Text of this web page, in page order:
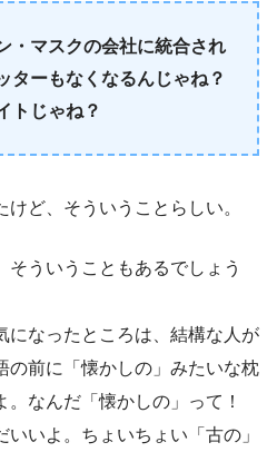
・マスクの会社に統合され
ーもなくなるんじゃね？
トじゃね？
ど、そういうことらしい。
そういうこともあるでしょう
になったところは、結構な人が
の前に「懐かしの」みたいな枕
なんだ「懐かしの」って！
いよ。ちょいちょい「古の」